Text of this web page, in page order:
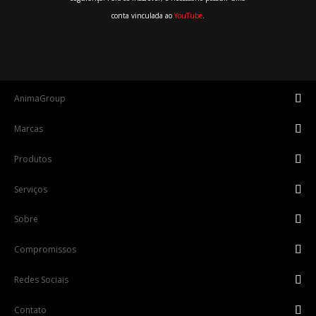
conta vinculada ao YouTube
AnimaGroup
Marcas
Produtos
Serviços
Sobre
Compromissos
Redes Sociais
Contato